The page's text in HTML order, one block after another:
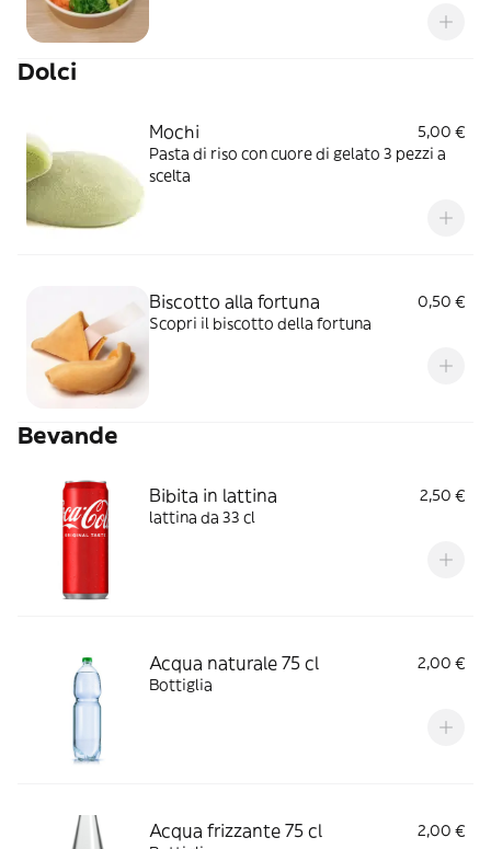
Dolci
Mochi
5,00 €
Pasta di riso con cuore di gelato 3 pezzi a
scelta
Biscotto alla fortuna
0,50 €
Scopri il biscotto della fortuna
Bevande
Bibita in lattina
2,50 €
lattina da 33 cl
Acqua naturale 75 cl
2,00 €
Bottiglia
Acqua frizzante 75 cl
2,00 €